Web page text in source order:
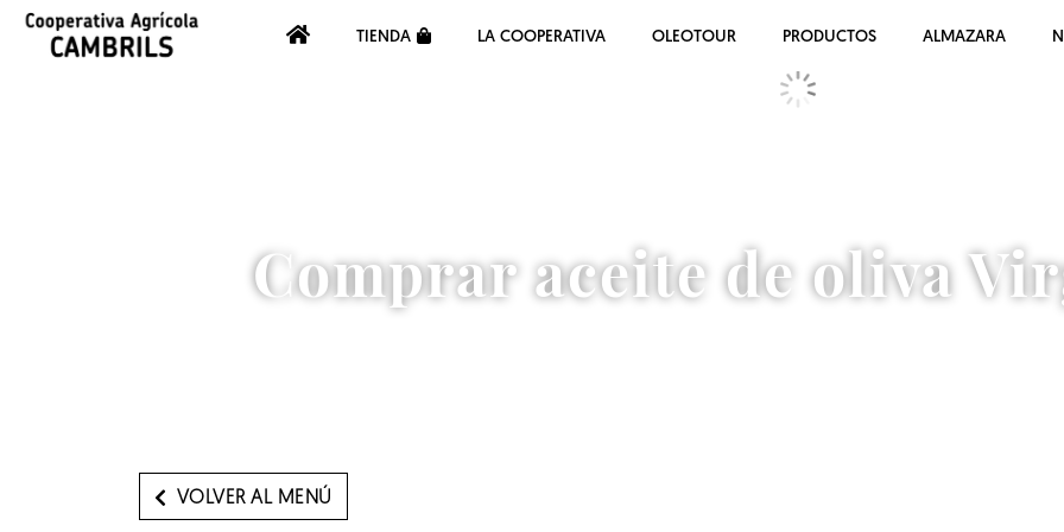
TIENDA LA COOPERATIVA OLEOTOUR PRODUCTOS ALMAZARA
Comprar aceite de oliva
VOLVER AL MENÚ